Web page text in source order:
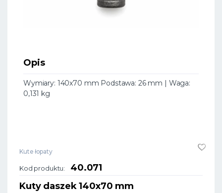
Opis
Wymiary: 140x70 mm Podstawa: 26 mm | Waga:
0,131 kg
Kute łopaty
Kod produktu:
40.071
Kuty daszek 140x70 mm